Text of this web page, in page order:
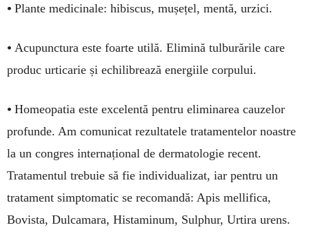
• Plante medicinale: hibiscus, mușețel, mentă, urzici.
• Acupunctura este foarte utilă. Elimină tulburările care
produc urticarie și echilibrează energiile corpului.
• Homeopatia este excelentă pentru eliminarea cauzelor
profunde. Am comunicat rezultatele tratamentelor noastre
la un congres internațional de dermatologie recent.
Tratamentul trebuie să fie individualizat, iar pentru un
tratament simptomatic se recomandă: Apis mellifica,
Bovista, Dulcamara, Histaminum, Sulphur, Urtira urens.